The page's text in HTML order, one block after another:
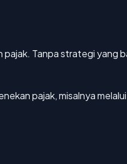
Tanpa strategi yang
pajak, misalnya